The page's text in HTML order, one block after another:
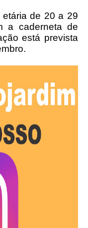
de 20 a 29
a caderneta de
está prevista